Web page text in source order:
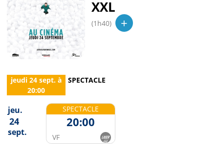
XXL
(1h40) +
jeudi 24 sept.à
20:00
SPECTACLE
jeu.
24
sept.
SPECTACLE
20:00
VF